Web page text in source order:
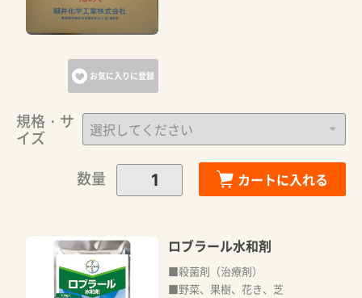
お気に入りに登録
規格・サ
イズ
数量
カートに入れる
ロブラール水和剤
■殺菌剤（治療剤）
■野菜、果樹、花き、芝